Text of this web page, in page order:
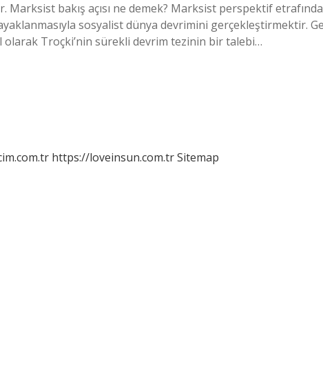
Marksist bakış açısı ne demek? Marksist perspektif etrafında
sosyalist dünya devrimini gerçekleştirmektir.
Troçki’nin sürekli devrim tezinin bir talebi…
https://loveinsun.com.trSitemap